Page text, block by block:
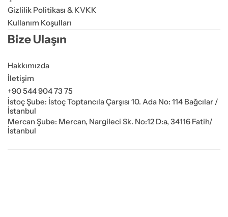
Gizlilik Politikası & KVKK
Kullanım Koşulları
Bize Ulaşın
Hakkımızda
İletişim
+90 544 904 73 75
İstoç Şube: İstoç Toptancıla Çarşısı 10. Ada No: 114 Bağcılar /
İstanbul
Mercan Şube: Mercan, Nargileci Sk. No:12 D:a, 34116 Fatih/
İstanbul